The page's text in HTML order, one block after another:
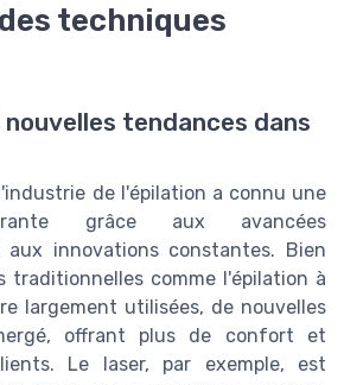
techniques
tendances dans
de l'épilation a connu une
grâce aux avancées
innovations constantes. Bien
traditionnelles comme l'épilation à
largement utilisées, de nouvelles
offrant plus de confort et
Le laser, par exemple, est